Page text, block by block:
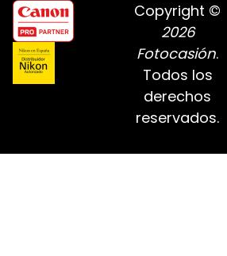
Copyright ©
2026
Fotocasión.
Todos los
derechos
reservados.